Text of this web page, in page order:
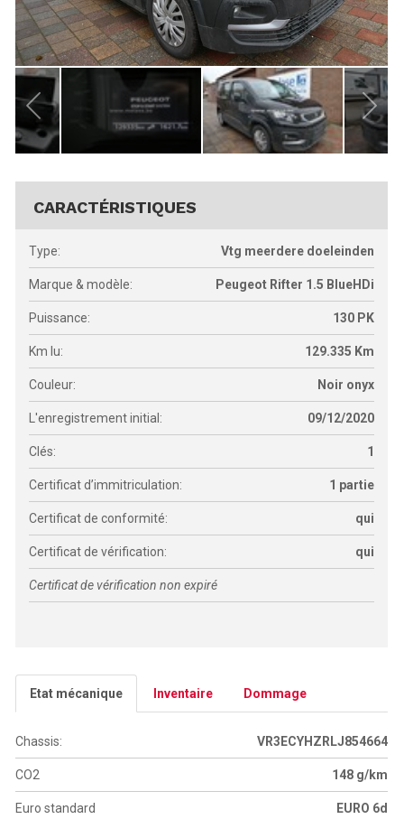
CARACTÉRISTIQUES
Type: Vtg meerdere doeleinden
Marque & modèle: Peugeot Rifter 1.5 BlueHDi
Puissance: 130 PK
Km lu: 129.335 Km
Couleur: Noir onyx
L'enregistrement initial: 09/12/2020
Clés: 1
Certificat d’immitriculation: 1 partie
Certificat de conformité: qui
Certificat de vérification: qui
Certificat de vérification non expiré
Etat mécanique Inventaire Dommage
Chassis: VR3ECYHZRLJ854664
CO2 148 g/km
Euro standard EURO 6d